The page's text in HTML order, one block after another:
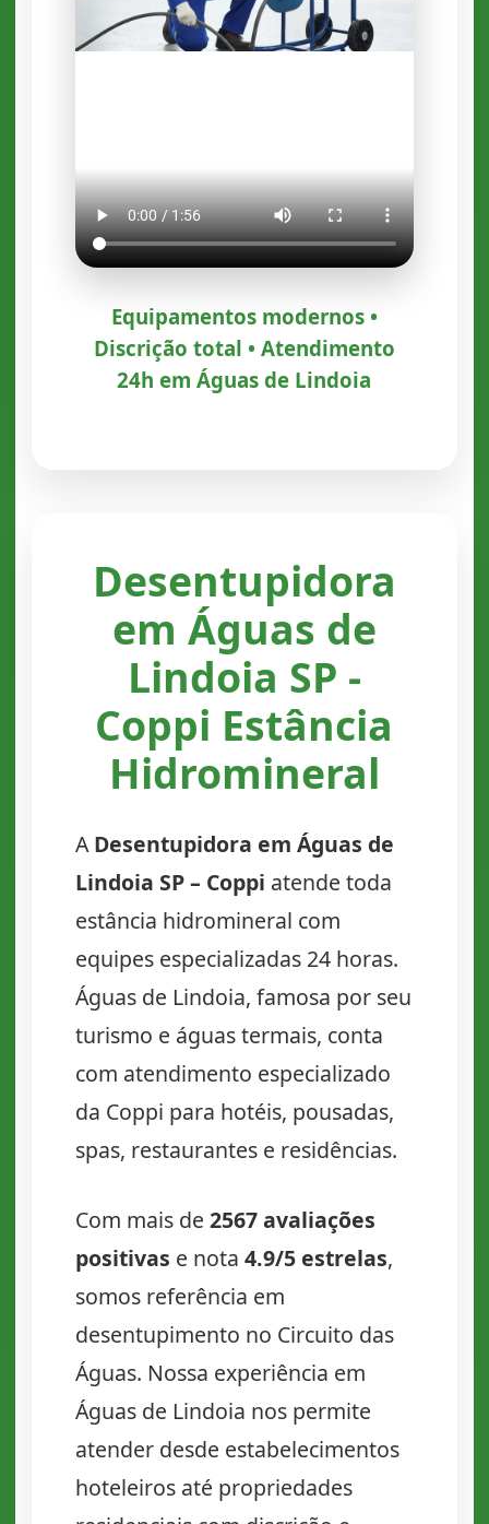
Equipamentos modernos •
Discrição total • Atendimento
24h em Águas de Lindoia
Desentupidora
em Águas de
Lindoia SP -
Coppi Estância
Hidromineral
ADesentupidora em Águas de
Lindoia SP – Coppi atende toda
estância hidromineral com
equipes especializadas 24 horas.
Águas de Lindoia, famosa por seu
turismo e águas termais, conta
com atendimento especializado
da Coppi para hotéis, pousadas,
spas, restaurantes e residências.
Com mais de 2567 avaliações
positivas e nota 4.9/5 estrelas,
somos referência em
desentupimento no Circuito das
Águas. Nossa experiência em
Águas de Lindoia nos permite
atender desde estabelecimentos
hoteleiros até propriedades